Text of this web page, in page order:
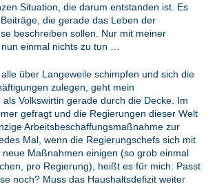
Situation, die darum entstanden ist. Es
die gerade das Leben der
beschreiben sollen. Nur mit meiner
einmal nichts zu tun …
über Langeweile schimpfen und sich die
zulegen, geht mein
Volkswirtin gerade durch die Decke. Im
gefragt und die Regierungen dieser Welt
Arbeitsbeschaffungsmaßnahme zur
Mal, wenn die Regierungschefs sich mit
neue Maßnahmen einigen (so grob einmal
pro Regierung), heißt es für mich: Passt
noch? Muss das Haushaltsdefizit weiter